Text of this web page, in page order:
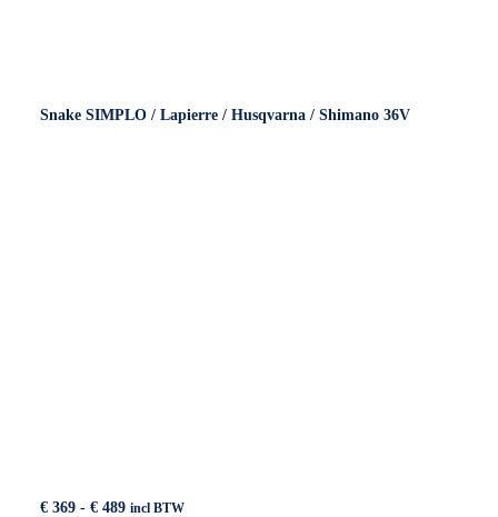
Snake SIMPLO / Lapierre / Husqvarna / Shimano 36V
€ 369 - € 489Prijsklasse:
incl BTW